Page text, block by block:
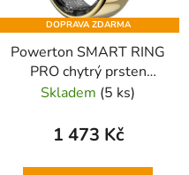
DOPRAVA ZDARMA
Powerton SMART RING
PRO chytrý prsten
velikost 8, zlatý
Skladem (5 ks)
1 473 Kč